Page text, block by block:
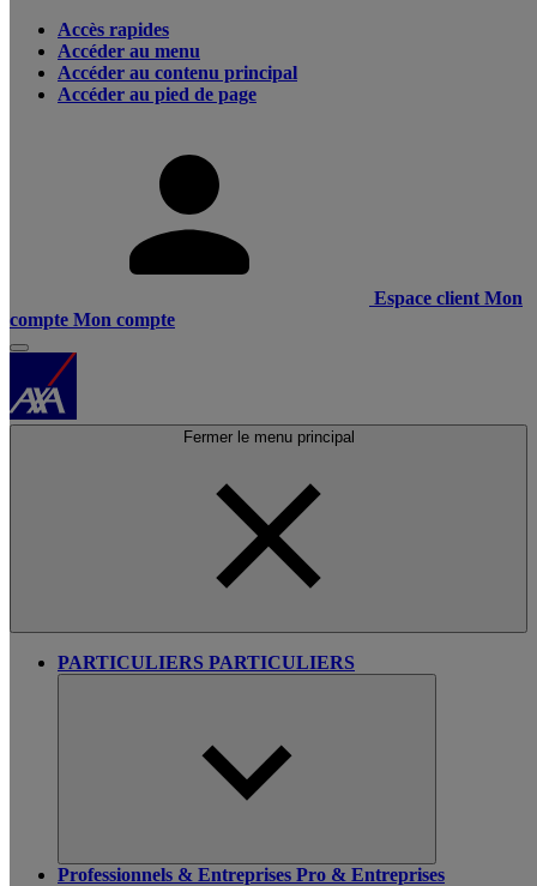
Accès rapides
Accéder au menu
Accéder au contenu principal
Accéder au pied de page
Espace client Mon
compte Mon compte
Fermer le menu principal
PARTICULIERS PARTICULIERS
Professionnels & Entreprises Pro & Entreprises